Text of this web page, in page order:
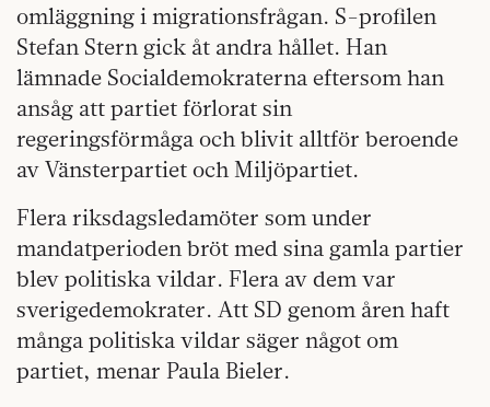
omläggning i migrationsfrågan. S-profilen
Stefan Stern gick åt andra hållet. Han
lämnade Socialdemokraterna eftersom han
ansåg att partiet förlorat sin
regeringsförmåga och blivit alltför beroende
av Vänsterpartiet och Miljöpartiet.
Flera riksdagsledamöter som under
mandatperioden bröt med sina gamla partier
blev politiska vildar. Flera av dem var
sverigedemokrater. Att SD genom åren haft
många politiska vildar säger något om
partiet, menar Paula Bieler.